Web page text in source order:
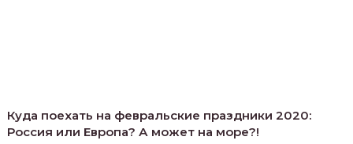
Куда поехать на февральские праздники 2020:
Россия или Европа? А может на море?!